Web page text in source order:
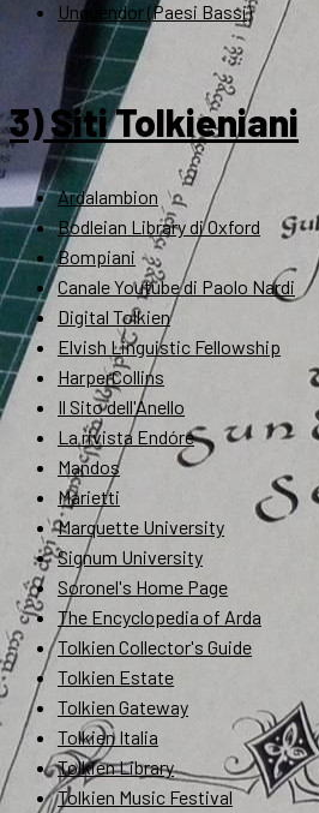
Unquendor (Paesi Bassi)
3) Siti Tolkieniani
Ardalambion
Bodleian Library di Oxford
Bompiani
Canale Youtube di Paolo Nardi
Digital Tolkien
Elvish Linguistic Fellowship
HarperCollins
Il Sito dell'Anello
La rivista Endóre
Mandos
Marietti
Marquette University
Signum University
Soronel's Home Page
The Encyclopedia of Arda
Tolkien Collector's Guide
Tolkien Estate
Tolkien Gateway
Tolkien Italia
Tolkien Library
Tolkien Music Festival